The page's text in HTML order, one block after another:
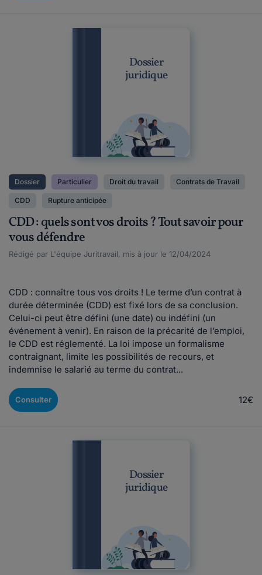
Dossier
juridique
Dossier Particulier Droit du travail Contrats de Travail
CDD Rupture anticipée
CDD : quels sont vos droits ? Tout savoir pour
vous défendre
Rédigé par L'équipe Juritravail, mis à jour le 12/04/2024
CDD : connaître tous vos droits ! Le terme d’un contrat à
durée déterminée (CDD) est fixé lors de sa conclusion.
Celui-ci peut être défini (une date) ou indéfini (un
événement à venir). En raison de la précarité de l’emploi,
le CDD est réglementé. La loi impose un formalisme
contraignant, limite les possibilités de recours, et
indemnise le salarié au terme du contrat...
Consulter 12€
Dossier
juridique